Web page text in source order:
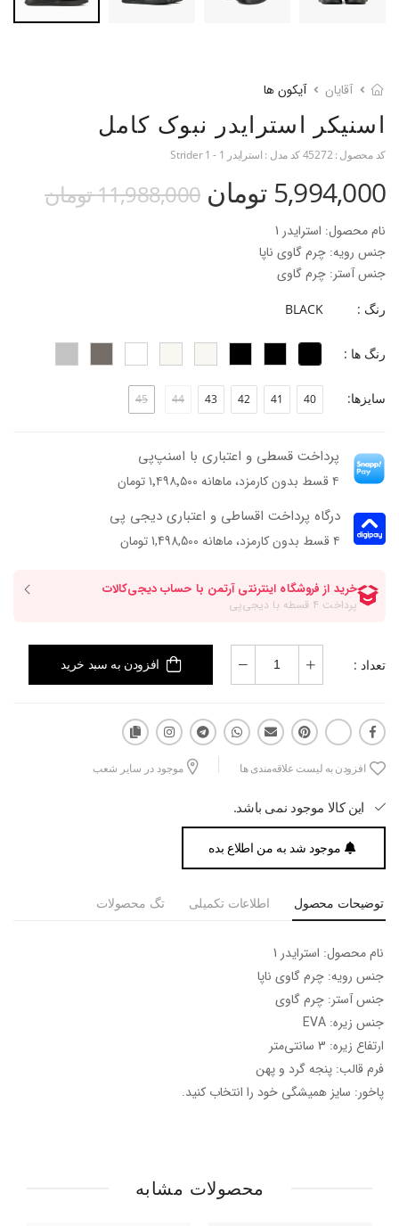
آقایان آیکون ها
اسنیکر استرایدر نبوک کامل
کد محصول : 45272کد مدل : استرایدر 1 - Strider 1
5,994,000 تومان 11,988,000 تومان
نام محصول: استرایدر 1
جنس رویه: چرم گاوی ناپا
جنس آستر: چرم گاوی
ارتفاع زیره: 3 سانتی‌متر
فرم قالب: پنجه گرد و پهن
پاخور: سایز همیشگی خود را انتخاب کنید.
رنگ : BLACK
رنگ ها :
سایزها: 40
41
42
43
44
45
پرداخت قسطی و اعتباری با اسنپ‌پی
۴ قسط بدون کارمزد، ماهانه ۱٬۴۹۸٬۵۰۰ تومان
درگاه پرداخت اقساطی و اعتباری دیجی پی
۴ قسط بدون کارمزد، ماهانه 1,498,500 تومان
تعداد : افزودن به سبد خرید
افزودن به لیست علاقه‌مندی ها موجود در سایر شعب
این کالا موجود نمی باشد.
موجود شد به من اطلاع بده
توضیحات محصول اطلاعات تکمیلی تگ محصولات
نام محصول: استرایدر 1
جنس رویه: چرم گاوی ناپا
جنس آستر: چرم گاوی
جنس زیره: EVA
ارتفاع زیره: 3 سانتی‌متر
فرم قالب: پنجه گرد و پهن
پاخور: سایز همیشگی خود را انتخاب کنید.
محصولات مشابه